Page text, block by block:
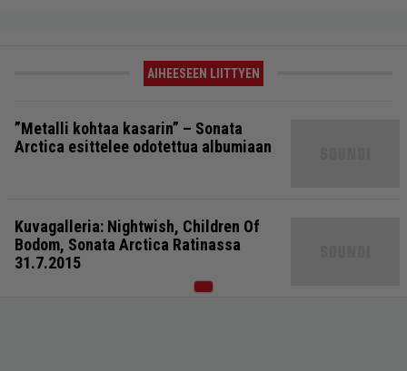
AIHEESEEN LIITTYEN
”Metalli kohtaa kasarin” – Sonata
Arctica esittelee odotettua albumiaan
Kuvagalleria: Nightwish, Children Of
Bodom, Sonata Arctica Ratinassa
31.7.2015